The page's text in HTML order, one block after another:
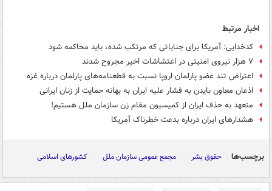
اخبار مرتبط
کدخدایی: آمریکا برای جنایاتی که مرتکب شده، باید محاکمه شود
۷ هزار نیروی امنیتی در اغتشاشات اخیر مجروح شدند
اعتراض تند عضو پارلمان اروپا نسبت به قطعنامه‌های پارلمان درباره غزه
اذعان معاون بایدن به فشار علیه ایران به بهانه حمایت از زنان ایرانی
متعهد به حذف ایران از کمیسیون مقام زن سازمان ملل هستیم!
هشدارهای ایران درباره بدعت خطرناک آمریکا
برچسب‌ها حقوق بشر مجمع عمومی سازمان ملل کشورهای اسلامی